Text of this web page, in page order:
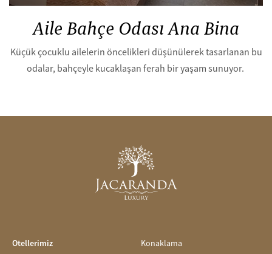
Aile Bahçe Odası Ana Bina
Küçük çocuklu ailelerin öncelikleri düşünülerek tasarlanan bu
odalar, bahçeyle kucaklaşan ferah bir yaşam sunuyor.
Otellerimiz
Konaklama